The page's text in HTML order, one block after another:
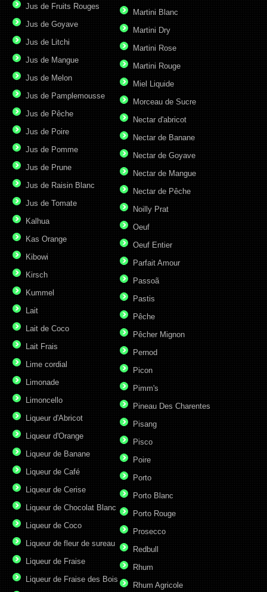
Jus de Fruits Rouges
Jus de Goyave
Jus de Litchi
Jus de Mangue
Jus de Melon
Jus de Pamplemousse
Jus de Pêche
Jus de Poire
Jus de Pomme
Jus de Prune
Jus de Raisin Blanc
Jus de Tomate
Kalhua
Kas Orange
Kibowi
Kirsch
Kummel
Lait
Lait de Coco
Lait Frais
Lime cordial
Limonade
Limoncello
Liqueur d'Abricot
Liqueur d'Orange
Liqueur de Banane
Liqueur de Café
Liqueur de Cerise
Liqueur de Chocolat Blanc
Liqueur de Coco
Liqueur de fleur de sureau
Liqueur de Fraise
Liqueur de Fraise des Bois
Martini Blanc
Martini Dry
Martini Rose
Martini Rouge
Miel Liquide
Morceau de Sucre
Nectar d'abricot
Nectar de Banane
Nectar de Goyave
Nectar de Mangue
Nectar de Pêche
Noilly Prat
Oeuf
Oeuf Entier
Parfait Amour
Passoã
Pastis
Pêche
Pêcher Mignon
Pernod
Picon
Pimm's
Pineau Des Charentes
Pisang
Pisco
Poire
Porto
Porto Blanc
Porto Rouge
Prosecco
Redbull
Rhum
Rhum Agricole